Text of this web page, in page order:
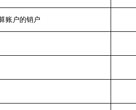
账户的销户